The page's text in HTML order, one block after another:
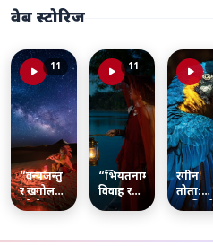
वेब स्टोरिज
“वन्यजन्तु
र खगोल
फोटोग्राफीमा
इरानी
11
“भियतनामका
विवाह र
कपल
11
रंगीन
तोता: